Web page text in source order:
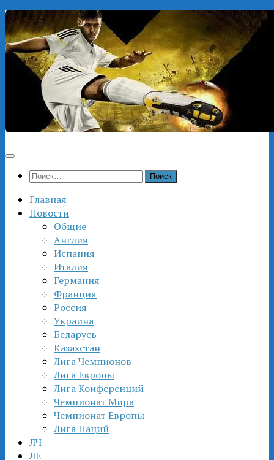
Перейти
к
содержимому
Найти:
Главная
Новости
Общие
Англия
Испания
Италия
Германия
Франция
Россия
Украина
Беларусь
Казахстан
Лига Чемпионов
Лига Европы
Лига Конференций
Чемпионат Мира
Чемпионат Европы
Лига Наций
ЛЧ
ЛЕ